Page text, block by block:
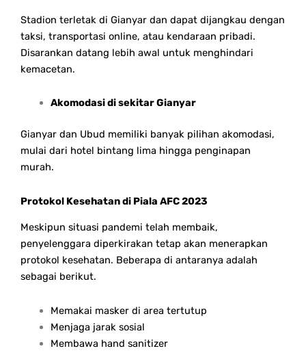
Stadion terletak di Gianyar dan dapat dijangkau dengan
taksi, transportasi online, atau kendaraan pribadi.
Disarankan datang lebih awal untuk menghindari
kemacetan.
Akomodasi di sekitar Gianyar
Gianyar dan Ubud memiliki banyak pilihan akomodasi,
mulai dari hotel bintang lima hingga penginapan
murah.
Protokol Kesehatan di Piala AFC 2023
Meskipun situasi pandemi telah membaik,
penyelenggara diperkirakan tetap akan menerapkan
protokol kesehatan. Beberapa di antaranya adalah
sebagai berikut.
Memakai masker di area tertutup
Menjaga jarak sosial
Membawa hand sanitizer